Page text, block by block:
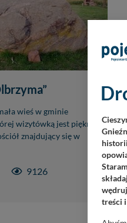
wieś w gminie
wizytówką jest piękny,
znajdujący się w
9126
treści